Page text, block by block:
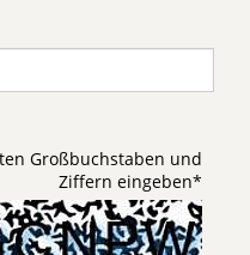
Großbuchstaben und
Ziffern eingeben*